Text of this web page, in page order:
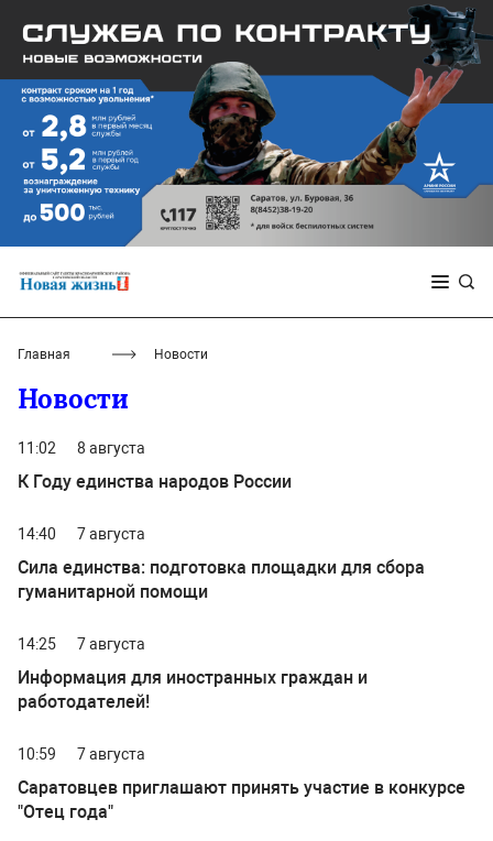
Главная Новости
Новости
11:02 8 августа
К Году единства народов России
14:40 7 августа
Сила единства: подготовка площадки для сбора
гуманитарной помощи
14:25 7 августа
Информация для иностранных граждан и
работодателей!
10:59 7 августа
Саратовцев приглашают принять участие в конкурсе
"Отец года"